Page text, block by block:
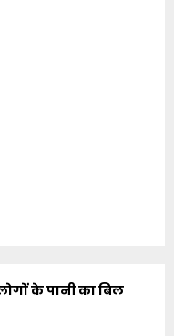
के पानी का बिल